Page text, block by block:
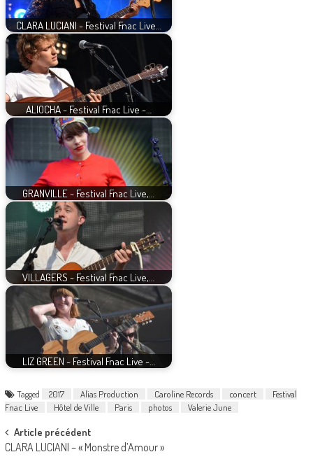
CLARA LUCIANI - Festival Fnac Live…
ALIOCHA - Festival Fnac Live -…
GRANVILLE - Festival Fnac Live,…
VILLAGERS - Festival Fnac Live,…
LIZ GREEN - Festival Fnac Live -…
Tagged 2017 Alias Production Caroline Records concert
Festival
Fnac Live
Hôtel de Ville Paris photos Valerie June
Post
navigation
Article précédent
CLARA LUCIANI – « Monstre d’Amour »